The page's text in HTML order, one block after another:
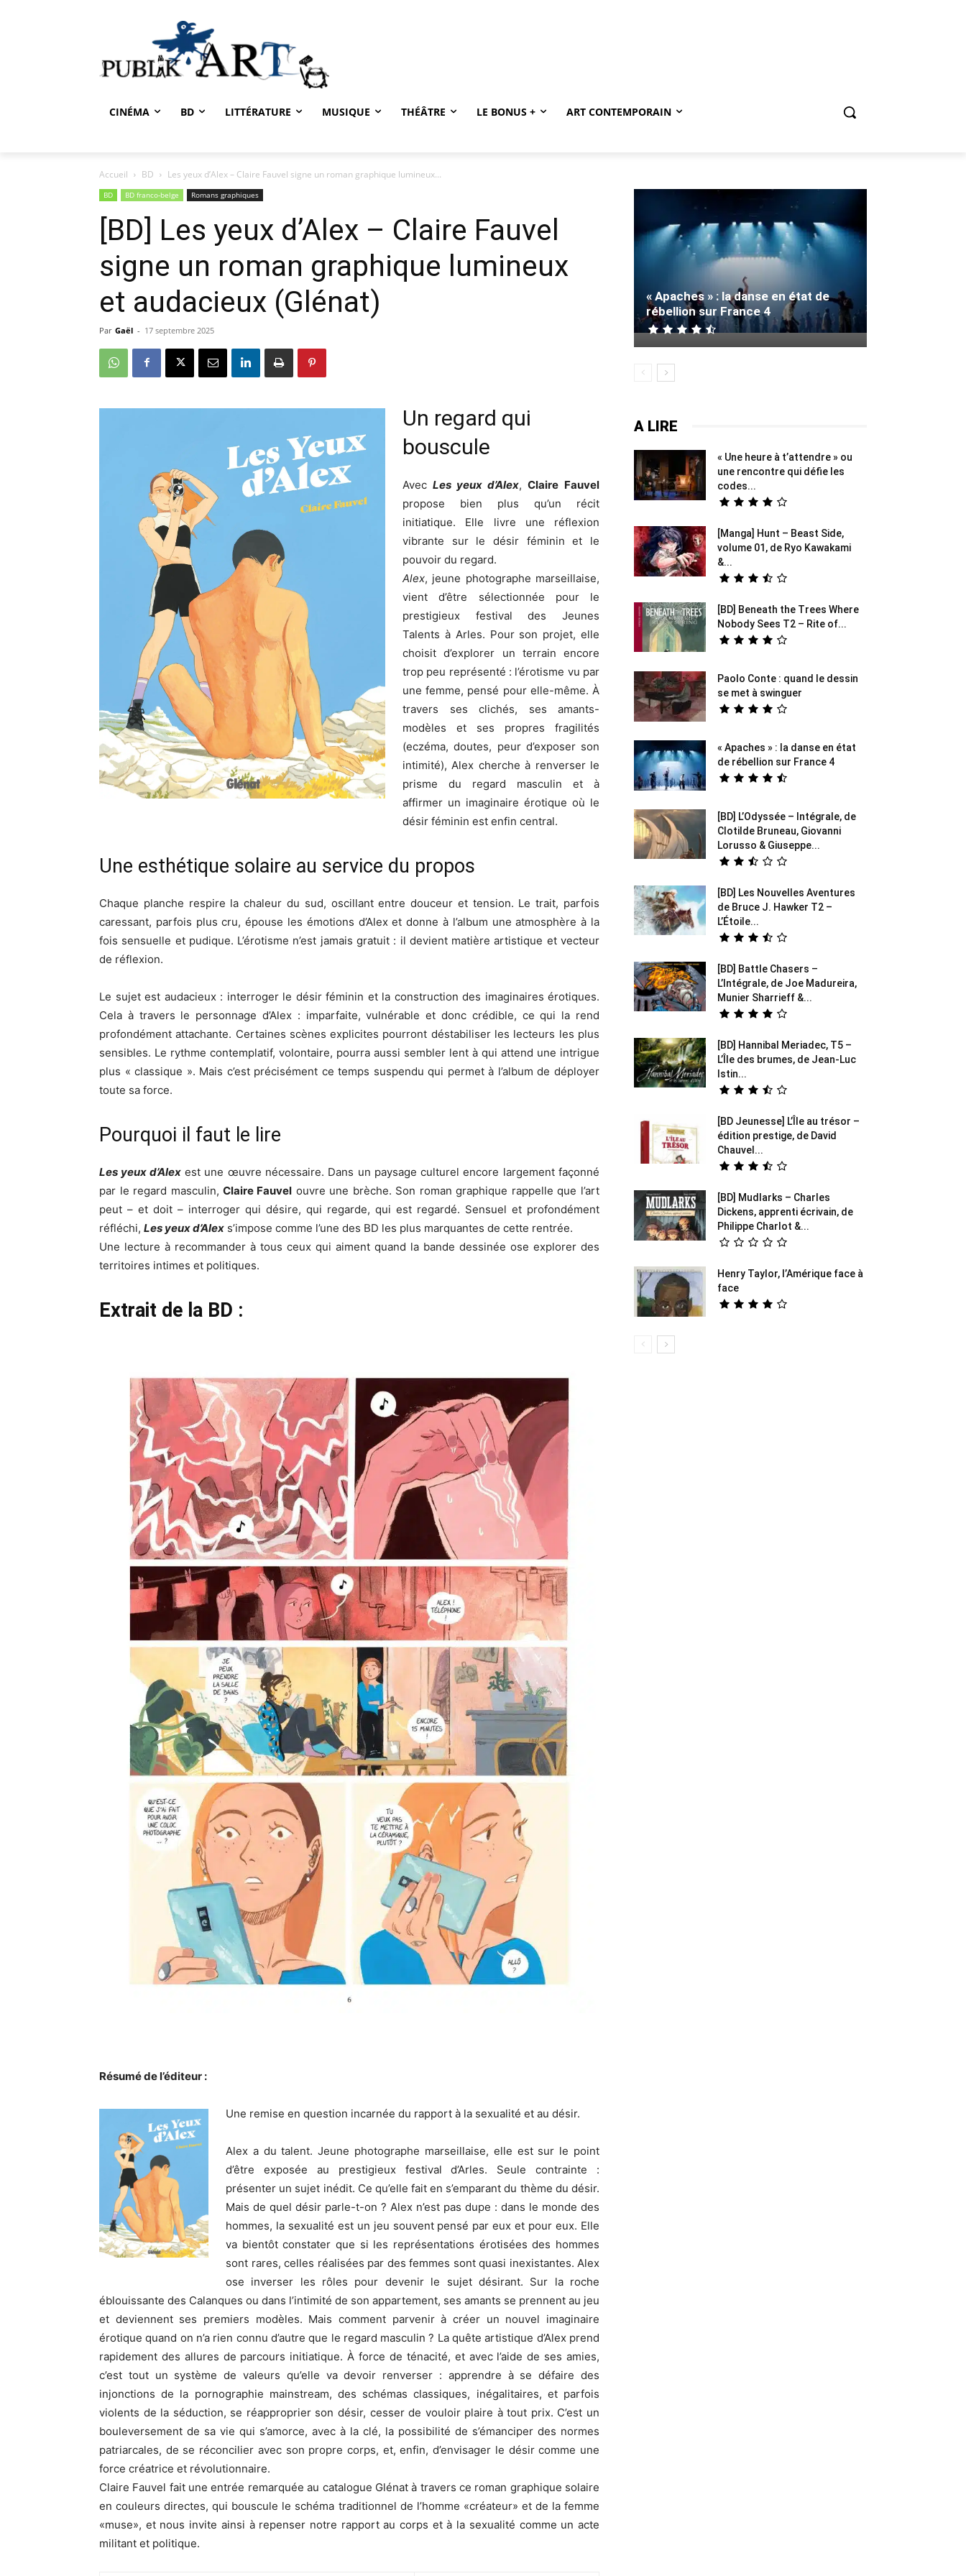
CINÉMA BD LITTÉRATURE MUSIQUE THÉÂTRE LE BONUS + ART CONTEMPORAIN
Accueil BD Les yeux d’Alex – Claire Fauvel signe un roman graphique lumineux...
BD BD franco-belge Romans graphiques
[BD] Les yeux d’Alex – Claire Fauvel
signe un roman graphique lumineux
et audacieux (Glénat)
Par Gaël - 17 septembre 2025
Un regard qui
bouscule
Avec Les yeux d’Alex, Claire Fauvel
propose bien plus qu’un récit
initiatique. Elle livre une réflexion
vibrante sur le désir féminin et le
pouvoir du regard.
Alex, jeune photographe marseillaise,
vient d’être sélectionnée pour le
prestigieux festival des Jeunes
Talents à Arles. Pour son projet, elle
choisit d’explorer un terrain encore
trop peu représenté : l’érotisme vu par
une femme, pensé pour elle-même. À
travers ses clichés, ses amants-
modèles et ses propres fragilités
(eczéma, doutes, peur d’exposer son
intimité), Alex cherche à renverser le
prisme du regard masculin et à
affirmer un imaginaire érotique où le
désir féminin est enfin central.
Une esthétique solaire au service du propos
Chaque planche respire la chaleur du sud, oscillant entre douceur et tension. Le trait, parfois
caressant, parfois plus cru, épouse les émotions d’Alex et donne à l’album une atmosphère à la
fois sensuelle et pudique. L’érotisme n’est jamais gratuit : il devient matière artistique et vecteur
de réflexion.
Le sujet est audacieux : interroger le désir féminin et la construction des imaginaires érotiques.
Cela à travers le personnage d’Alex : imparfaite, vulnérable et donc crédible, ce qui la rend
profondément attachante. Certaines scènes explicites pourront déstabiliser les lecteurs les plus
sensibles. Le rythme contemplatif, volontaire, pourra aussi sembler lent à qui attend une intrigue
plus « classique ». Mais c’est précisément ce temps suspendu qui permet à l’album de déployer
toute sa force.
Pourquoi il faut le lire
Les yeux d’Alex est une œuvre nécessaire. Dans un paysage culturel encore largement façonné
par le regard masculin, Claire Fauvel ouvre une brèche. Son roman graphique rappelle que l’art
peut – et doit – interroger qui désire, qui regarde, qui est regardé. Sensuel et profondément
réfléchi, Les yeux d’Alex s’impose comme l’une des BD les plus marquantes de cette rentrée.
Une lecture à recommander à tous ceux qui aiment quand la bande dessinée ose explorer des
territoires intimes et politiques.
Extrait de la BD :
Résumé de l’éditeur :
Une remise en question incarnée du rapport à la sexualité et au désir.
Alex a du talent. Jeune photographe marseillaise, elle est sur le point
d’être exposée au prestigieux festival d’Arles. Seule contrainte :
présenter un sujet inédit. Ce qu’elle fait en s’emparant du thème du désir.
Mais de quel désir parle-t-on ? Alex n’est pas dupe : dans le monde des
hommes, la sexualité est un jeu souvent pensé par eux et pour eux. Elle
va bientôt constater que si les représentations érotisées des hommes
sont rares, celles réalisées par des femmes sont quasi inexistantes. Alex
ose inverser les rôles pour devenir le sujet désirant. Sur la roche
éblouissante des Calanques ou dans l’intimité de son appartement, ses amants se prennent au jeu
et deviennent ses premiers modèles. Mais comment parvenir à créer un nouvel imaginaire
érotique quand on n’a rien connu d’autre que le regard masculin ? La quête artistique d’Alex prend
rapidement des allures de parcours initiatique. À force de ténacité, et avec l’aide de ses amies,
c’est tout un système de valeurs qu’elle va devoir renverser : apprendre à se défaire des
injonctions de la pornographie mainstream, des schémas classiques, inégalitaires, et parfois
violents de la séduction, se réapproprier son désir, cesser de vouloir plaire à tout prix. C’est un
bouleversement de sa vie qui s’amorce, avec à la clé, la possibilité de s’émanciper des normes
patriarcales, de se réconcilier avec son propre corps, et, enfin, d’envisager le désir comme une
force créatrice et révolutionnaire.
Claire Fauvel fait une entrée remarquée au catalogue Glénat à travers ce roman graphique solaire
en couleurs directes, qui bouscule le schéma traditionnel de l’homme «créateur» et de la femme
«muse», et nous invite ainsi à repenser notre rapport au corps et à la sexualité comme un acte
militant et politique.
« Apaches » : la danse en état de
rébellion sur France 4
A LIRE
« Une heure à t’attendre » ou
une rencontre qui défie les
codes...
[Manga] Hunt – Beast Side,
volume 01, de Ryo Kawakami
&...
[BD] Beneath the Trees Where
Nobody Sees T2 – Rite of...
Paolo Conte : quand le dessin
se met à swinguer
« Apaches » : la danse en état
de rébellion sur France 4
[BD] L’Odyssée – Intégrale, de
Clotilde Bruneau, Giovanni
Lorusso & Giuseppe...
[BD] Les Nouvelles Aventures
de Bruce J. Hawker T2 –
L’Étoile...
[BD] Battle Chasers –
L’Intégrale, de Joe Madureira,
Munier Sharrieff &...
[BD] Hannibal Meriadec, T5 –
L’Île des brumes, de Jean-Luc
Istin...
[BD Jeunesse] L’Île au trésor –
édition prestige, de David
Chauvel...
[BD] Mudlarks – Charles
Dickens, apprenti écrivain, de
Philippe Charlot &...
Henry Taylor, l’Amérique face à
face